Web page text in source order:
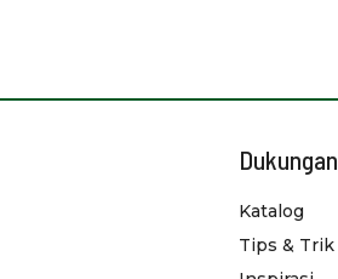
Dukungan
Katalog
Tips & Trik